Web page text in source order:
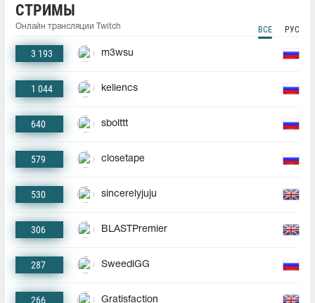
СТРИМЫ
Онлайн трансляции Twitch ВСЕ РУС
3 193 m3wsu
1 044 keliencs
640 sbolttt
579 closetape
530 sincerelyjuju
306 BLASTPremier
287 SweediGG
266 Gratisfaction